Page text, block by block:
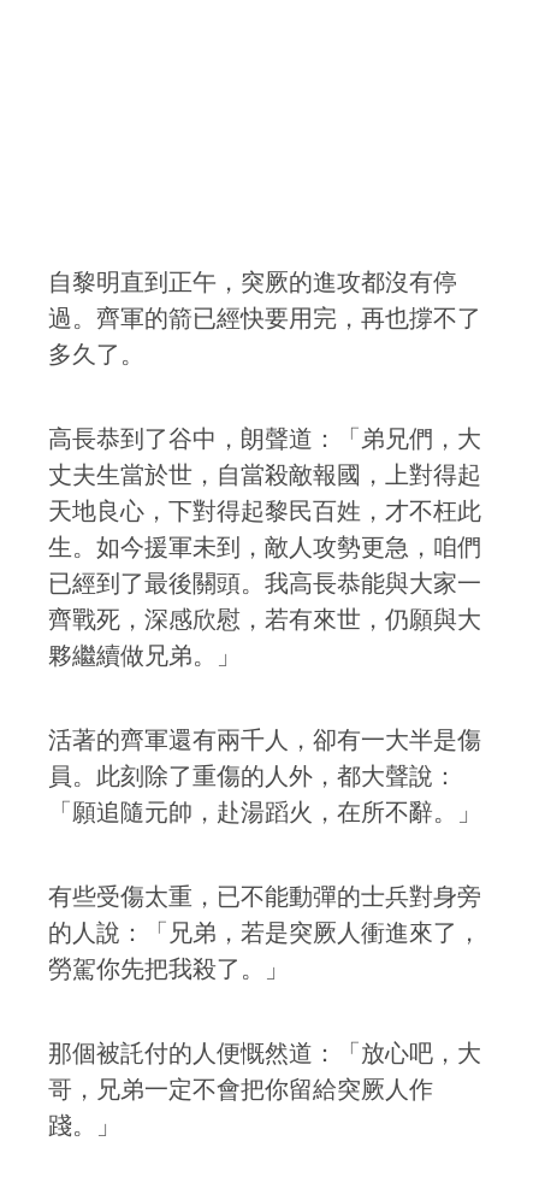
自黎明直到正午，突厥的進攻都沒有停
過。齊軍的箭已經快要用完，再也撐不了
多久了。
高長恭到了谷中，朗聲道：「弟兄們，大
丈夫生當於世，自當殺敵報國，上對得起
天地良心，下對得起黎民百姓，才不枉此
生。如今援軍未到，敵人攻勢更急，咱們
已經到了最後關頭。我高長恭能與大家一
齊戰死，深感欣慰，若有來世，仍願與大
夥繼續做兄弟。」
活著的齊軍還有兩千人，卻有一大半是傷
員。此刻除了重傷的人外，都大聲說：
「願追隨元帥，赴湯蹈火，在所不辭。」
有些受傷太重，已不能動彈的士兵對身旁
的人說：「兄弟，若是突厥人衝進來了，
勞駕你先把我殺了。」
那個被託付的人便慨然道：「放心吧，大
哥，兄弟一定不會把你留給突厥人作
踐。」